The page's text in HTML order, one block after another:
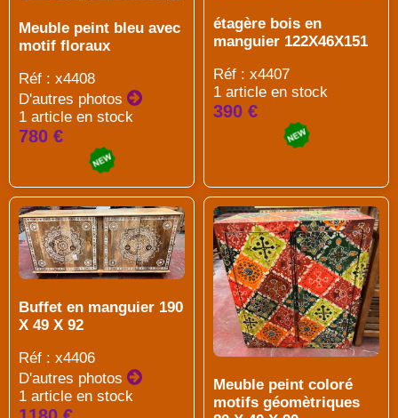
Meuble peint bleu avec
motif floraux
Réf : x4408
D'autres photos
1 article en stock
780 €
étagère bois en
manguier 122X46X151
Réf : x4407
1 article en stock
390 €
Buffet en manguier 190
X 49 X 92
Réf : x4406
D'autres photos
1 article en stock
Meuble peint coloré
motifs géomètriques